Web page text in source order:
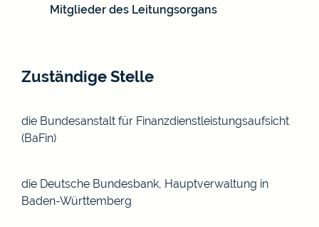
Mitglieder des Leitungsorgans
Zuständige Stelle
die Bundesanstalt für Finanzdienstleistungsaufsicht
(BaFin)
die Deutsche Bundesbank, Hauptverwaltung in
Baden-Württemberg